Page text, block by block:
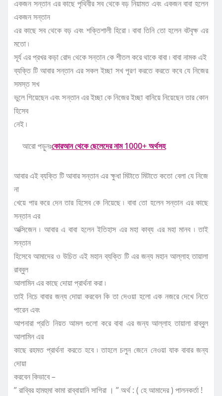
একজন সন্তান এর কাছে পৃথিবীর সব থেকে বড় নিয়ামত এবং একজন বাবা হলেন
একজন সন্তান
এর কাছে সব থেকে বড় এবং শক্তিশালী হিরো ৷ বাবা তিনি তো হলেন বটবৃক্ষ এর
মতো ৷
সূর্য এর প্রখর কড়া রোদ থেকে সন্তান কে শীতল করে থাকে বাবা ৷ বাবা নামক এই
ব্যক্তি টি আবার সন্তান এর সকল ইচ্ছা সখ পূরণ করতে করতে কবে যে নিজের
সমস্ত সখ
ভুলে গিয়েছেন এবং সন্তান এর ইচ্ছা কে নিজের ইচ্ছা বানিয়ে নিয়েছেন তার কোন
হিসেব
নেই ৷
আরো পড়ুনঃকোরআন থেকে ছেলেদের নাম 1000+ অর্থসহ
আবার এই ব্যক্তি টি আবার সন্তান এর ক্ষুধা মিটাতে মিটাতে কতো বেলা যে নিজে
না
খেয়ে পার করে দেন তার হিসেব কে নিয়েছে ৷ বাবা তো হলেন সন্তান এর কাছে
সন্তান এর
অক্সিজেন ৷ আবার এ বাবা হলেন ইতিহাস এর মহা কাব্য এর মহা মানব ৷ তাই
সন্তান
হিসেবে আমাদের ও উচিত এই মহান ব্যক্তি টি এর জন্য মহান আল্লাহ তায়ালা
রাব্বুল
আলামিন এর কাছে দোয়া প্রার্থনা করা ৷
তাই নিচে বাবার জন্য দোয়া করবেন কি তা দেওয়া হলো এক নজরে দেখে নিতে
পারেন এবং
আপনারা প্রতি নিয়ত আমল গুলো করে বাবা এর জন্য আল্লাহ তায়ালা রাব্বুল
আলামিন এর
কাছে রহমত প্রার্থনা করতে হবে ৷ তাহলে চলুন জেনে নেওয়া যাক বাবার জন্য
দোয়া
করবেন কিভাবে –
” রাব্বির হামহুমা কামা রাব্বায়ানি সাগিরা । ” অর্থ : ( হে আমাদের ) পালনকর্তা !